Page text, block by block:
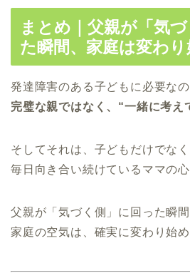
まとめ｜父親が「気
た瞬間、家庭は変わり
発達障害のある子どもに必要なの
完璧な親ではなく、“一緒に考え
そしてそれは、子どもだけでなく
毎日向き合い続けているママの心
父親が「気づく側」に回った瞬間
家庭の空気は、確実に変わり始め